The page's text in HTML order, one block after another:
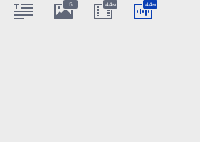
5 44м 44м